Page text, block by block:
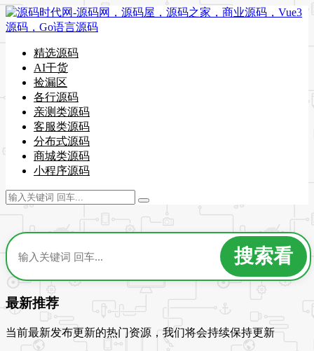
精选源码
AI干货
捡漏区
各行源码
亲测类源码
客服类源码
分布式源码
商城类源码
小程序源码
最新推荐
当前最新发布更新的热门资源，我们将会持续保持更新